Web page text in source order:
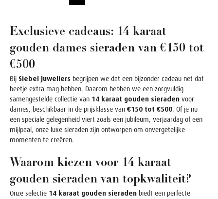
Exclusieve cadeaus: 14 karaat
gouden dames sieraden van €150 tot
€500
Bij Siebel Juweliers begrijpen we dat een bijzonder cadeau net dat
beetje extra mag hebben. Daarom hebben we een zorgvuldig
samengestelde collectie van 14 karaat gouden sieraden voor
dames, beschikbaar in de prijsklasse van €150 tot €500. Of je nu
een speciale gelegenheid viert zoals een jubileum, verjaardag of een
mijlpaal, onze luxe sieraden zijn ontworpen om onvergetelijke
momenten te creëren.
Waarom kiezen voor 14 karaat
gouden sieraden van topkwaliteit?
Onze selectie 14 karaat gouden sieraden biedt een perfecte